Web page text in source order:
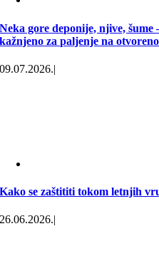
Neka gore deponije, njive,
kažnjeno za paljenje na
09.07.2026.|
Kako se zaštititi tokom letnjih
26.06.2026.|